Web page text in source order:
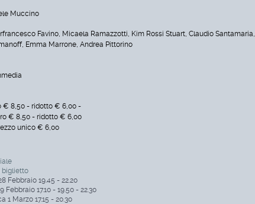
Muccino
Favino, Micaela Ramazzotti, Kim Rossi Stuart, Claudio Santamaria,
Emma Marrone, Andrea Pittorino
€ 8,50 - ridotto € 6,00 -
€ 8,50 - ridotto € 6,00
unico € 6,00
biglietto
Febbraio 19.45 - 22.20
Febbraio 17.10 - 19.50 - 22.30
1 Marzo 17.15 - 20.30